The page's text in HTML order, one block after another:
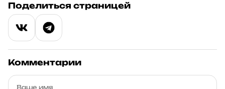
Поделиться страницей
Комментарии